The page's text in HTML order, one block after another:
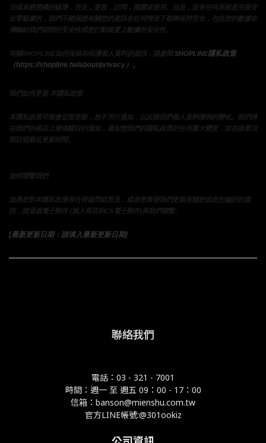
法或未經授權的破壞，丟失，更改，訪問，揭露或使用。但是，沒有任何系統是完美安
全零疑慮的，我們不能保證有關您的資訊在任何情況下都將保持安全，包括您的數據在
傳輸給我們期間的安全性或您行動裝置上數據的安全性。
有關SHOPLINE如何保留和保護個人資料的資訊，請參閱 SHOPLINE隱私政策
（https://shopline.tw/about/privacy）。
我們如何更新 本隱私政策
本隱私政策可能會定期更新，恕不另行通知，以反映我們個人資料慣例的變化。我們將
在我們的商店上發佈醒目的通知，通知您我們的隱私政策的任何重大變更，並在政策頂
部註明最近更新時間。
如何聯繫我們
如果您對本隱私政策有任何疑問或意見，或者您希望我們更新有關您或您的偏好的資
訊，請通過電子郵件 {插入商店的CS電子郵件]與我們聯繫。
[最新更新日期：請填入最新更新日期]
聯絡我們
電話：03 - 321 - 7001
時間：週一 至 週五 09：00 - 17：00
信箱：banson@mienshu.com.tw
官方LINE帳號:@301ookiz